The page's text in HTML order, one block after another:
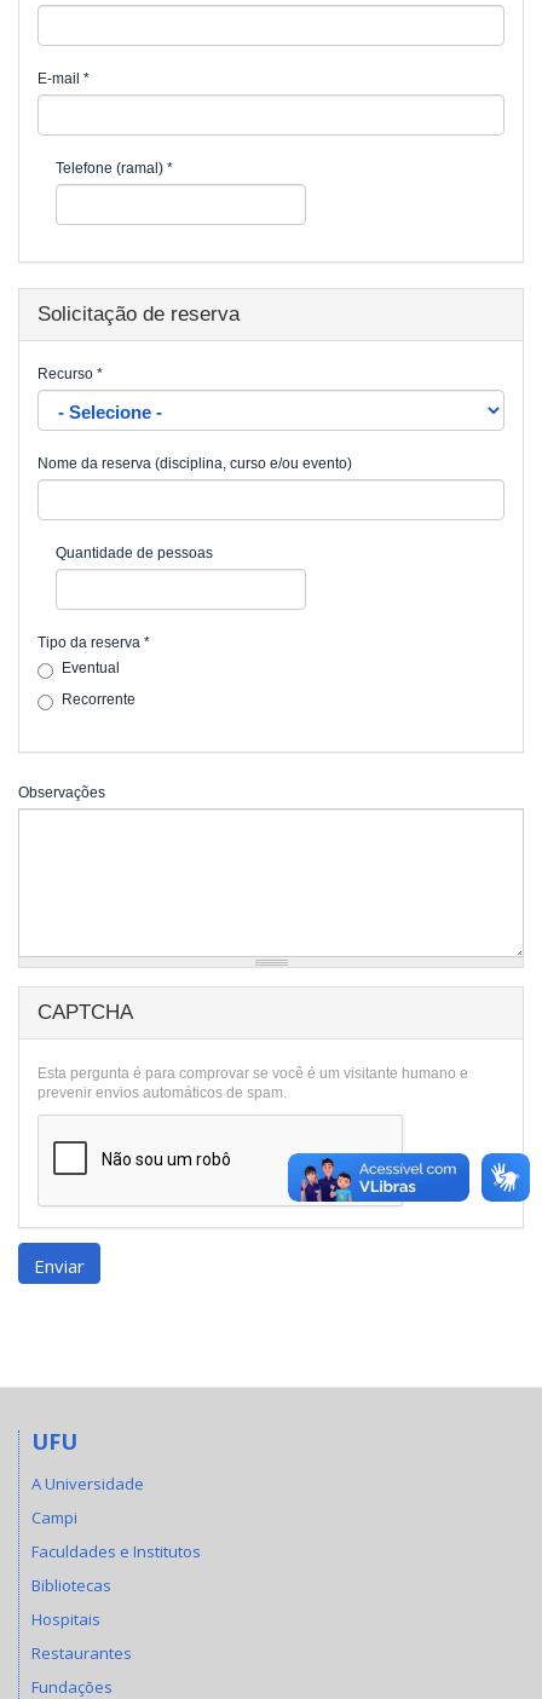
E-mail *
Telefone (ramal) *
Solicitação de reserva
Recurso *
Nome da reserva (disciplina, curso e/ou evento)
Quantidade de pessoas
Tipo da reserva *
Eventual
Recorrente
Observações
CAPTCHA
Esta pergunta é para comprovar se você é um visitante humano e
prevenir envios automáticos de spam.
Enviar
UFU
A Universidade
Campi
Faculdades e Institutos
Bibliotecas
Hospitais
Restaurantes
Fundações